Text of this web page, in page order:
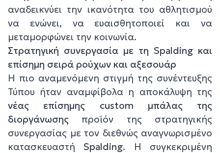
αναδεικνύει την ικανότητα του αθλητισμού
να ενώνει, να ευαισθητοποιεί και να
μεταμορφώνει την κοινωνία.
Στρατηγική συνεργασία με τη Spalding και
επίσημη σειρά ρούχων και αξεσουάρ
Η πιο αναμενόμενη στιγμή της συνέντευξης
Τύπου ήταν αναμφίβολα η αποκάλυψη της
νέας επίσημης custom μπάλας της
διοργάνωσης προϊόν της στρατηγικής
συνεργασίας με τον διεθνώς αναγνωρισμένο
κατασκευαστή Spalding. Η συγκεκριμένη